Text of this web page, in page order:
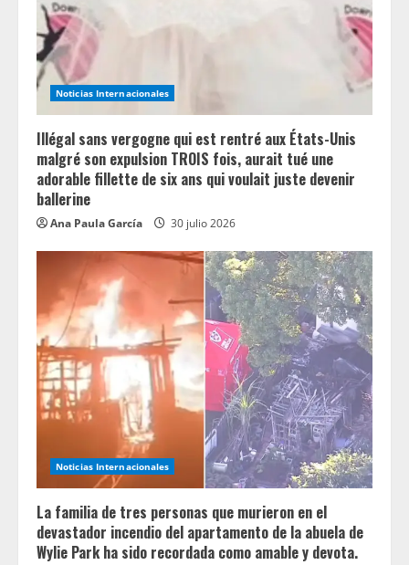
d
i
n
g
Noticias Internacionales
Illégal sans vergogne qui est rentré aux États-Unis
malgré son expulsion TROIS fois, aurait tué une
adorable fillette de six ans qui voulait juste devenir
ballerine
Ana Paula García 30 julio 2026
Noticias Internacionales
La familia de tres personas que murieron en el
devastador incendio del apartamento de la abuela de
Wylie Park ha sido recordada como amable y devota.